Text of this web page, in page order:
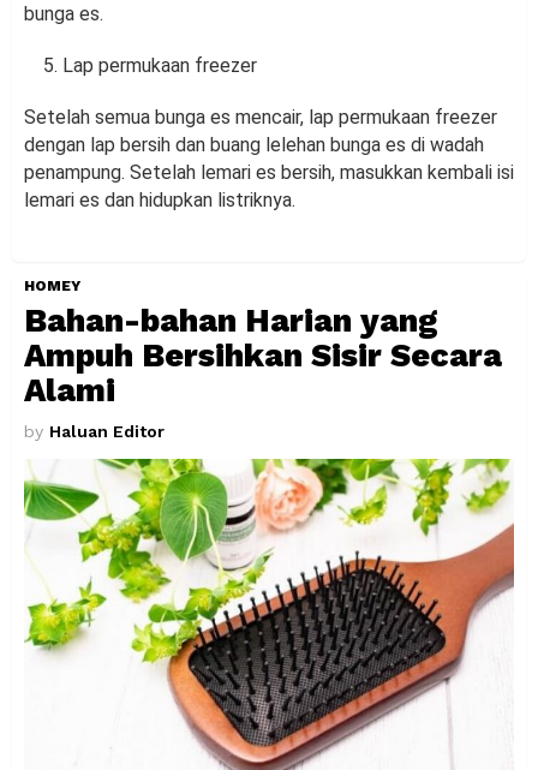
bunga es.
Lap permukaan freezer
Setelah semua bunga es mencair, lap permukaan freezer
dengan lap bersih dan buang lelehan bunga es di wadah
penampung. Setelah lemari es bersih, masukkan kembali isi
lemari es dan hidupkan listriknya.
HOMEY
Bahan-bahan Harian yang
Ampuh Bersihkan Sisir Secara
Alami
by Haluan Editor